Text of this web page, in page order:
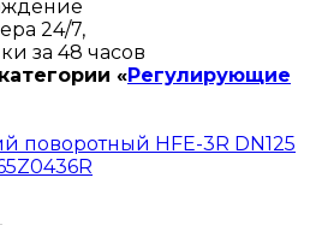
24/7,
за 48 часов
«Регулирующие
поворотный HFE-3R DN125